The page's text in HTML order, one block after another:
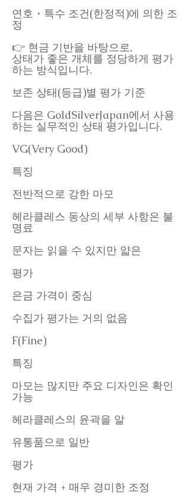
연호・특수 조건(한정적)에 의한 조
정
👉 현금 기반을 바탕으로,
상태가 좋은 개체를 정당하게 평가
하는 방식입니다.
보존 상태(등급)별 평가 기준
다음은 GoldSilverJapan에서 사용
하는 실무적인 상태 평가입니다.
VG(Very Good)
특징
전반적으로 강한 마모
헤라클레스 동상의 세부 사항은 불
명료
문자는 읽을 수 있지만 얇은
평가
은금 가격이 중심
수집가 평가는 거의 없음
F(Fine)
특징
마모는 많지만 주요 디자인은 확인
가능
헤라클레스의 윤곽을 알
유통품으로 일반
평가
현재 가격 + 매우 경미한 조정